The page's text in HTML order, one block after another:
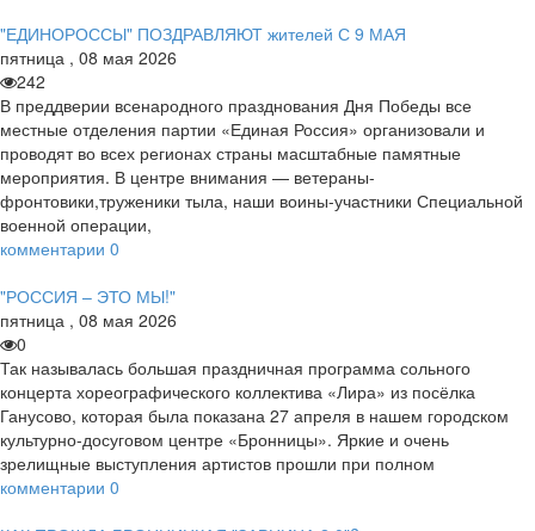
"ЕДИНОРОССЫ" ПОЗДРАВЛЯЮТ жителей С 9 МАЯ
пятница , 08 мая 2026
242
В преддверии всенародного празднования Дня Победы все
местные отделения партии «Единая Россия» организовали и
проводят во всех регионах страны масштабные памятные
мероприятия. В центре внимания — ветераны-
фронтовики,труженики тыла, наши воины-участники Специальной
военной операции,
комментарии 0
"РОССИЯ – ЭТО МЫ!"
пятница , 08 мая 2026
0
Так называлась большая праздничная программа сольного
концерта хореографического коллектива «Лира» из посёлка
Ганусово, которая была показана 27 апреля в нашем городском
культурно-досуговом центре «Бронницы». Яркие и очень
зрелищные выступления артистов прошли при полном
комментарии 0